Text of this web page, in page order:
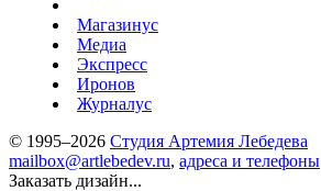
Магазинус
Медиа
Экспресс
Иронов
Журналус
© 1995–2026 Студия Артемия Лебедева
mailbox@artlebedev.ru, адреса и телефоны
Заказать дизайн...